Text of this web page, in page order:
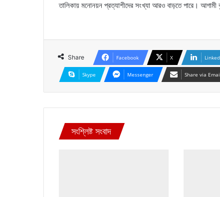
তালিকায় মনোনয়ন প্রত্যাশীদের সংখ্যা আরও বাড়তে পারে। আগামী
Share Facebook X
Skype Messenger Share via
সংশ্লিষ্ট সংবাদ